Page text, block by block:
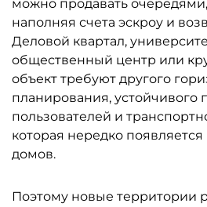
можно продавать
наполняя счета эскроу и
Деловой квартал,
общественный центр или
объект требуют другого
планирования, устойчивого
пользователей и
которая нередко
домов.
Поэтому новые территории